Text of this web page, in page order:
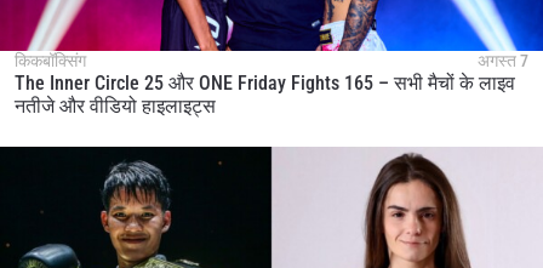
किकबॉक्सिंग अगस्त 7
The Inner Circle 25 और ONE Friday Fights 165 – सभी मैचों के लाइव
नतीजे और वीडियो हाइलाइट्स